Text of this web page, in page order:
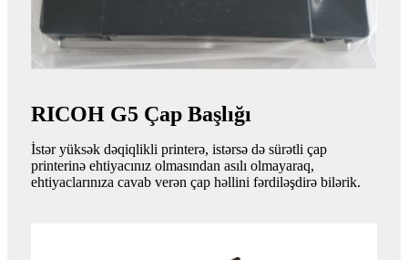
RICOH G5 Çap Başlığı
İstər yüksək dəqiqlikli printerə, istərsə də sürətli çap
printerinə ehtiyacınız olmasından asılı olmayaraq,
ehtiyaclarınıza cavab verən çap həllini fərdiləşdirə bilərik.